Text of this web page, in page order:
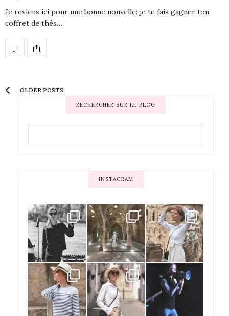
Je reviens ici pour une bonne nouvelle: je te fais gagner ton
coffret de thés…
OLDER POSTS
RECHERCHER SUR LE BLOG
INSTAGRAM